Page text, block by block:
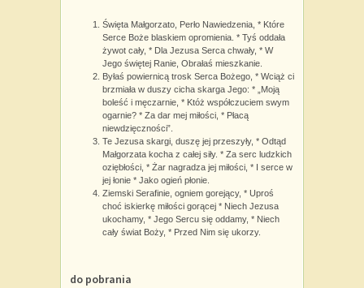
Święta Małgorzato, Perło Nawiedzenia, * Które
Serce Boże blaskiem opromienia. * Tyś oddała
żywot cały, * Dla Jezusa Serca chwały, * W
Jego świętej Ranie, Obrałaś mieszkanie.
Byłaś powiernicą trosk Serca Bożego, * Wciąż ci
brzmiała w duszy cicha skarga Jego: * „Moją
boleść i męczarnie, * Któż współczuciem swym
ogarnie? * Za dar mej miłości, * Płacą
niewdzięczności”.
Te Jezusa skargi, duszę jej przeszyły, * Odtąd
Małgorzata kocha z całej siły. * Za serc ludzkich
oziębłości, * Żar nagradza jej miłości, * I serce w
jej łonie * Jako ogień płonie.
Ziemski Serafinie, ogniem gorejący, * Uproś
choć iskierkę miłości gorącej * Niech Jezusa
ukochamy, * Jego Sercu się oddamy, * Niech
cały świat Boży, * Przed Nim się ukorzy.
do pobrania